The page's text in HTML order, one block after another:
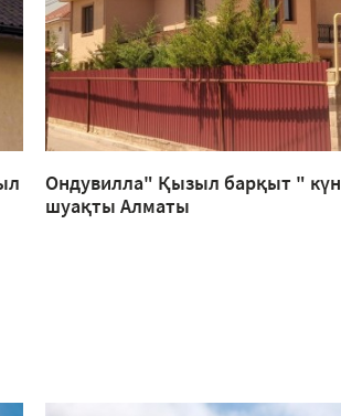
Ондувилла" Қызыл барқыт " күн
шуақты Алматы